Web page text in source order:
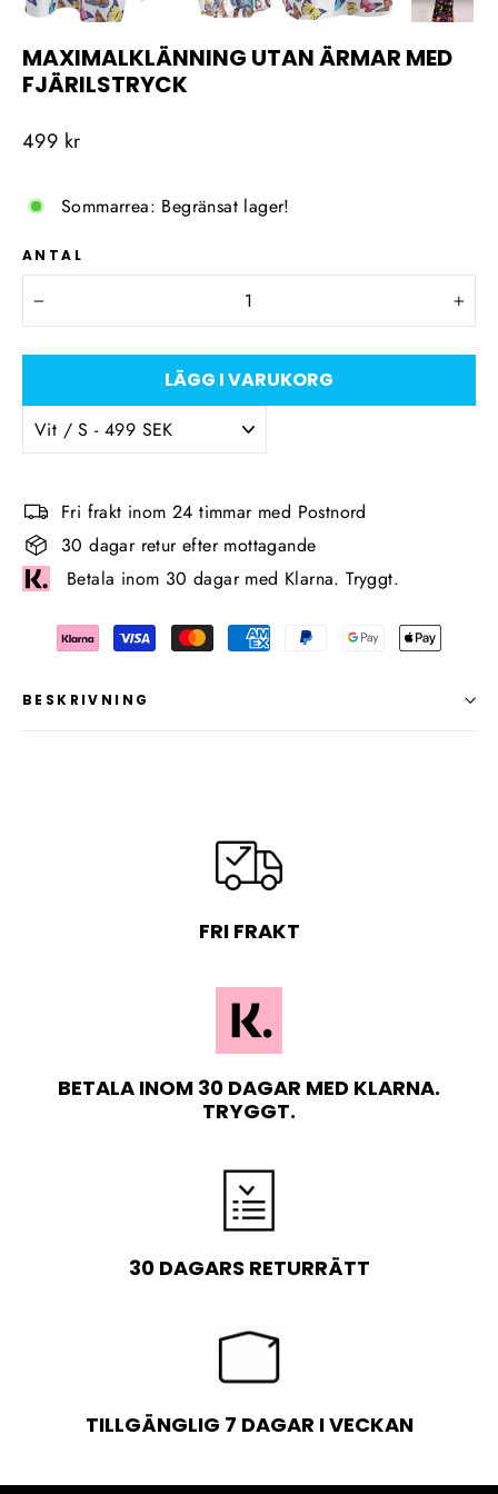
MAXIMALKLÄNNING UTAN ÄRMAR MED
FJÄRILSTRYCK
Ordinarie
499 kr
Sommarrea: Begränsat lager!
ANTAL
+
LÄGG I VARUKORG
Fri frakt inom 24 timmar med Postnord
30 dagar retur efter mottagande
Betala inom 30 dagar med Klarna. Tryggt.
BESKRIVNING
FRI FRAKT
BETALA INOM 30 DAGAR MED KLARNA.
TRYGGT.
30 DAGARS RETURRÄTT
TILLGÄNGLIG 7 DAGAR I VECKAN